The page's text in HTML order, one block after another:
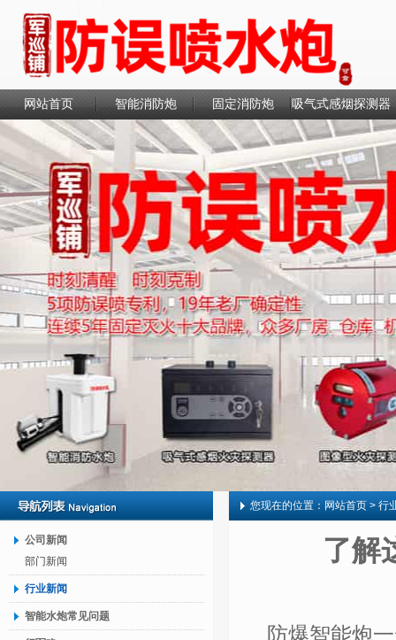
网站首页 智能消防炮 固定消防炮 吸气式感烟探测器
联系我们
公司新闻
部门新闻
行业新闻
智能水炮常见问题
您现在的位置： 网站首页 > 行
了解
防爆智能炮